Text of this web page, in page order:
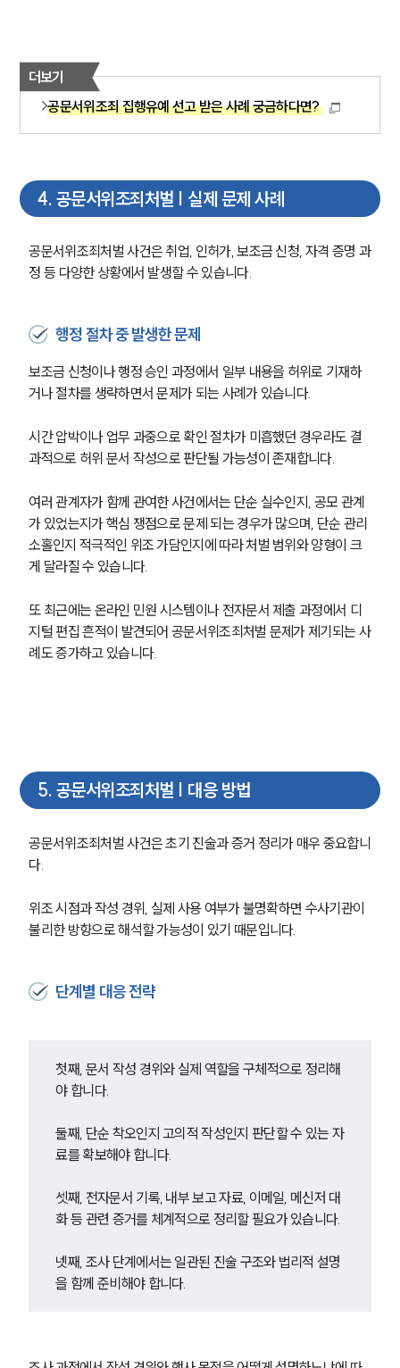
그룹소개
글로벌 파트너 로펌
고객의 소리
통합검색
업무사례
형사 주요 업무사례
사례분석/최신동향
더보기
공문서위조죄 집행유예 선고 받은 사례 궁금하다면?
4. 공문서위조죄처벌 | 실제 문제 사례
공문서위조죄처벌 사건은 취업, 인허가, 보조금 신청, 자격 증명 과
정 등 다양한 상황에서 발생할 수 있습니다.
행정 절차 중 발생한 문제
보조금 신청이나 행정 승인 과정에서 일부 내용을 허위로 기재하
거나 절차를 생략하면서 문제가 되는 사례가 있습니다.
시간 압박이나 업무 과중으로 확인 절차가 미흡했던 경우라도 결
과적으로 허위 문서 작성으로 판단될 가능성이 존재합니다.
여러 관계자가 함께 관여한 사건에서는 단순 실수인지, 공모 관계
가 있었는지가 핵심 쟁점으로 문제 되는 경우가 많으며, 단순 관리
소홀인지 적극적인 위조 가담인지에 따라 처벌 범위와 양형이 크
게 달라질 수 있습니다.
또 최근에는 온라인 민원 시스템이나 전자문서 제출 과정에서 디
지털 편집 흔적이 발견되어 공문서위조죄처벌 문제가 제기되는 사
례도 증가하고 있습니다.
5. 공문서위조죄처벌 | 대응 방법
공문서위조죄처벌 사건은 초기 진술과 증거 정리가 매우 중요합니
다.
위조 시점과 작성 경위, 실제 사용 여부가 불명확하면 수사기관이
불리한 방향으로 해석할 가능성이 있기 때문입니다.
단계별 대응 전략
첫째, 문서 작성 경위와 실제 역할을 구체적으로 정리해
야 합니다.
둘째, 단순 착오인지 고의적 작성인지 판단할 수 있는 자
료를 확보해야 합니다.
셋째, 전자문서 기록, 내부 보고 자료, 이메일, 메신저 대
화 등 관련 증거를 체계적으로 정리할 필요가 있습니다.
넷째, 조사 단계에서는 일관된 진술 구조와 법리적 설명
을 함께 준비해야 합니다.